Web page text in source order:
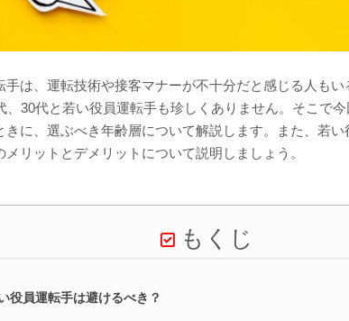
手は、運転技術や接客マナーが不十分だと感じる人もい
、30代と若い役員運転手も珍しくありません。そこで
きに、選ぶべき年齢層について解説します。また、若
メリットとデメリットについて説明しましょう。
もくじ
役員運転手は避けるべき？